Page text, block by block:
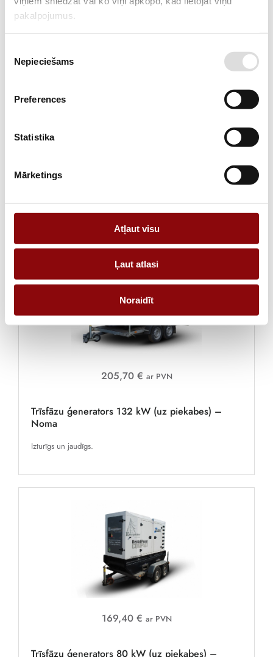
pakalpojumus.
izvēle
Nepieciešams
Preferences
Statistika
Mārketings
Atļaut visu
Ļaut atlasi
Noraidīt
Trīsfāzu ģenerators 160 kW (uz piekabes) –
Noma
205,70 € ar PVN
Trīsfāzu ģenerators 132 kW (uz piekabes) –
Noma
Izturīgs un jaudīgs.
169,40 € ar PVN
Trīsfāzu ģenerators 80 kW (uz piekabes) –